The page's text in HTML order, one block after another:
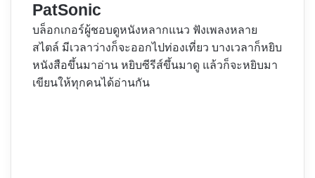
PatSonic
บล็อกเกอร์ผู้ชอบดูหนังหลากแนว ฟังเพลงหลาย
สไตล์ มีเวลาว่างก็จะออกไปท่องเที่ยว บางเวลาก็หยิบ
หนังสือขึ้นมาอ่าน หยิบซีรีส์ขึ้นมาดู แล้วก็จะหยิบมา
เขียนให้ทุกคนได้อ่านกัน